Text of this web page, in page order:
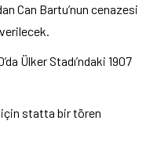
Can Bartu’nun cenazesi
Ülker Stadı’ndaki 1907
için statta bir tören